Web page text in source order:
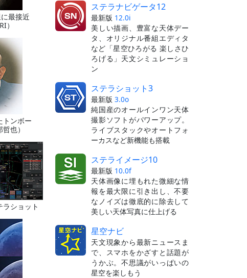
最接近
）
トンボー
也）
ショット
ステラナビゲータ12
最新版 12.0i
美しい描画、豊富な天体デー
タ、オリジナル番組エディタ
など「星空ひろがる 楽しさひ
ろげる」天文シミュレーショ
ン
ステラショット3
最新版 3.0o
純国産のオールインワン天体
撮影ソフトがパワーアップ。
ライブスタックやオートフォ
ーカスなど新機能も搭載
ステライメージ10
最新版 10.0f
天体画像に埋もれた微細な情
報を最大限に引き出し、不要
なノイズは徹底的に除去して
美しい天体写真に仕上げる
星空ナビ
天文現象から最新ニュースま
で、スマホをかざすと話題が
うかぶ。不思議がいっぱいの
星空を楽しもう